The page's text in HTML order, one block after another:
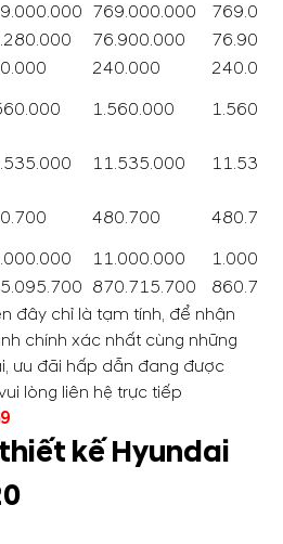
769.000.000
76.900.000
240.000
240.000
1.560.000
11.535.000
480.700
480.700
11.000.000
870.715.700
đây chỉ là tạm tính, để nhận
chính xác nhất cùng những
ưu đãi hấp dẫn đang được
lòng liên hệ trực tiếp
kế Hyundai